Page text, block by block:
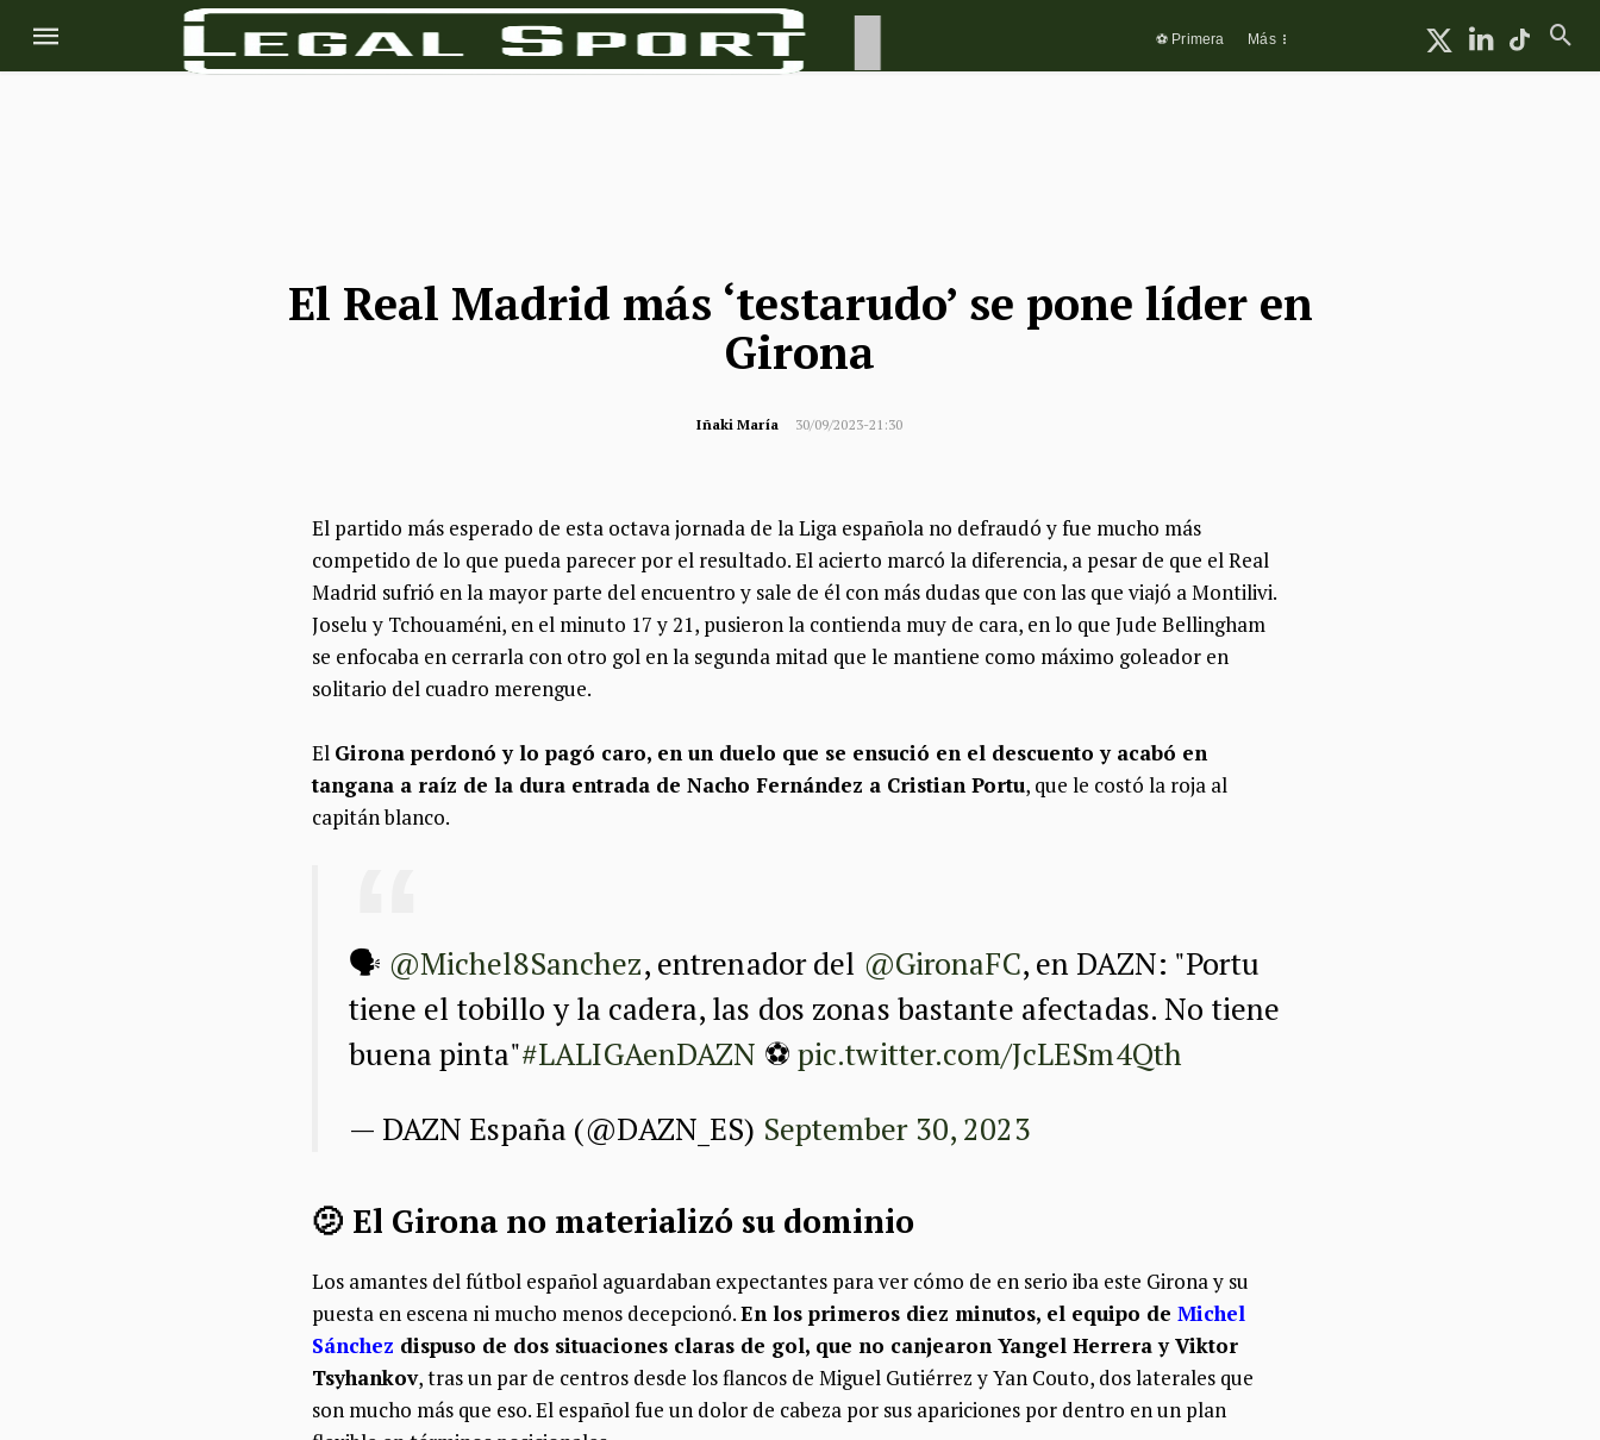
⚽ Primera Más
El Real Madrid más ‘testarudo’ se pone líder en
Girona
Iñaki María 30/09/2023-21:30
El partido más esperado de esta octava jornada de la Liga española no defraudó y fue mucho más
competido de lo que pueda parecer por el resultado. El acierto marcó la diferencia, a pesar de que el Real
Madrid sufrió en la mayor parte del encuentro y sale de él con más dudas que con las que viajó a Montilivi.
Joselu y Tchouaméni, en el minuto 17 y 21, pusieron la contienda muy de cara, en lo que Jude Bellingham
se enfocaba en cerrarla con otro gol en la segunda mitad que le mantiene como máximo goleador en
solitario del cuadro merengue.
El Girona perdonó y lo pagó caro, en un duelo que se ensució en el descuento y acabó en
tangana a raíz de la dura entrada de Nacho Fernández a Cristian Portu, que le costó la roja al
capitán blanco.
🗣️ @Michel8Sanchez, entrenador del @GironaFC, en DAZN: "Portu
tiene el tobillo y la cadera, las dos zonas bastante afectadas. No tiene
buena pinta"#LALIGAenDAZN ⚽ pic.twitter.com/JcLESm4Qth
— DAZN España (@DAZN_ES) September 30, 2023
🫤 El Girona no materializó su dominio
Los amantes del fútbol español aguardaban expectantes para ver cómo de en serio iba este Girona y su
puesta en escena ni mucho menos decepcionó.En los primeros diez minutos, el equipo de Michel
Sánchez dispuso de dos situaciones claras de gol, que no canjearon Yangel Herrera y Viktor
Tsyhankov, tras un par de centros desde los flancos de Miguel Gutiérrez y Yan Couto, dos laterales que
son mucho más que eso. El español fue un dolor de cabeza por sus apariciones por dentro en un plan